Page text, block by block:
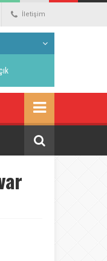
İletişim